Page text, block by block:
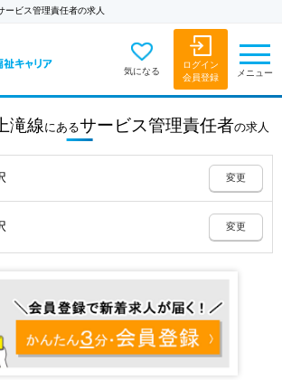
ービス管理責任者の求人
気になる
ログイン
会員登録
メニュー
滝線 にあるサービス管理責任者の求人
変更
変更